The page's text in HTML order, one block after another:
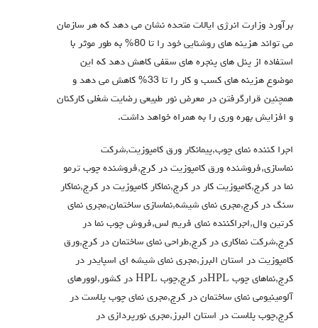
برآورد وزارت انرژی ایالات متحده نشان می دهد که هر سازمان
می تواند هزینه های روشنایی خود را تا 80% به طور موثر با
استفاده از پنل های پنجره های سقفی کاهش دهد که این
موضوع هزینه های کسب و کار را تا 33% کاهش می دهد و
همچنین قرارگرفتن در معرض نور طبیعی رضایت شغلی کارکنان
و افزایش بهره وری را به همراه خواهد داشت.
اجرا کننده نمای چوب,پیمانکار ورق کامپوزیت,شرکت
نماسازی,فروشنده ورق کامپوزیت در کرج,فروشنده چوب ترمو
نما در کرج,کامپوزیت کار در کرج,نماکار کامپوزیت در کرج,نماکار
سنگ در کرج,مجری نمای شیشه,نماسازی ساختمان,مجری نمای
کرتین وال,اجراکننده نمای فریم لس,فروش چوب نما در
کرج,شرکت نماکاری در کرج,طراحی نمای ساختمان در کرج,ورق
کامپوزیت در استان البرز,مجری نمای شیشه ای اسپایدر در
کرج,نماهای چوب HPLدر کرج,چوب HPL در کشور,لوورهای
آلومینیومی نمای ساختمان در کرج,مجری نمای چوب پلاست در
کرج,چوب پلاست در استان البرز,مجری نورپردازی در